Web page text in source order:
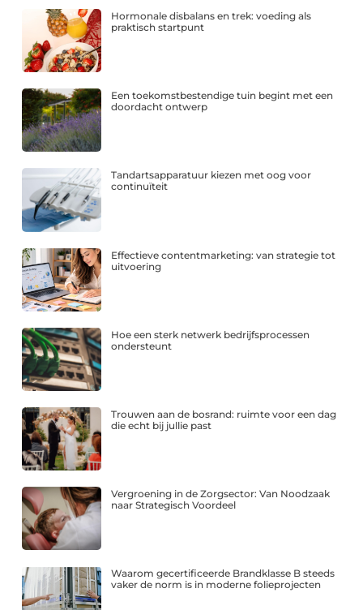
Hormonale disbalans en trek: voeding als
praktisch startpunt
Een toekomstbestendige tuin begint met een
doordacht ontwerp
Tandartsapparatuur kiezen met oog voor
continuïteit
Effectieve contentmarketing: van strategie tot
uitvoering
Hoe een sterk netwerk bedrijfsprocessen
ondersteunt
Trouwen aan de bosrand: ruimte voor een dag
die echt bij jullie past
Vergroening in de Zorgsector: Van Noodzaak
naar Strategisch Voordeel
Waarom gecertificeerde Brandklasse B steeds
vaker de norm is in moderne folieprojecten